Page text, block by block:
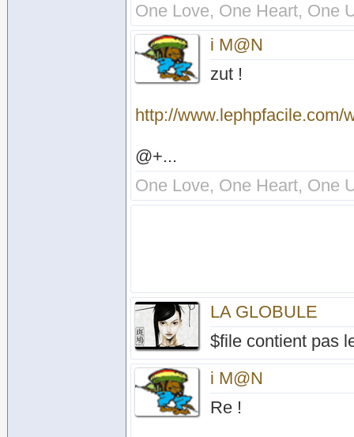
One Love, One Heart, One
i M@N
zut !
http://www.lephpfacile.com/
@+...
One Love, One Heart, One
LA GLOBULE
$file contient pas
i M@N
Re !